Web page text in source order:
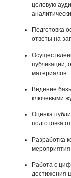
целевую
Подготовка
ответы на
публикации,
материалов.
Ведение
ключевыми
Оценка
подготовка
Разработка
Работа с
достижения